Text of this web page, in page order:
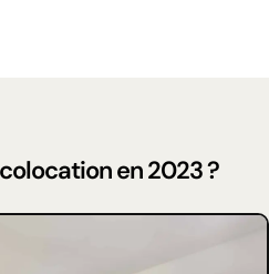
en 2023 ?